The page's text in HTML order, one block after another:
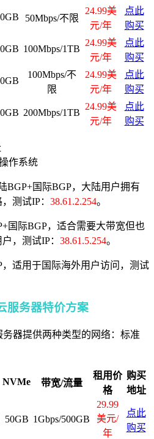
50Mbps/不限
24.99美
元/年
点此
购买
100Mbps/1TB
24.99美
元/年
点此
购买
100Mbps/不
限
24.99美
元/年
点此
购买
200Mbps/1TB
24.99美
元/年
点此
购买
作系统
BGP+国际BGP，大陆用户拥有
测试IP： 38.61.2.254。
国际BGP，适合需要大带宽但也
，测试IP： 38.61.5.254。
适用于国际海外用户访问，测试
服务器特价方案
器提供两种类型的网络：标准
NVMe 带宽/流量
租用价
格
购买
地址
50GB 1Gbps/500GB
29.99
美元/
年
点此
购买